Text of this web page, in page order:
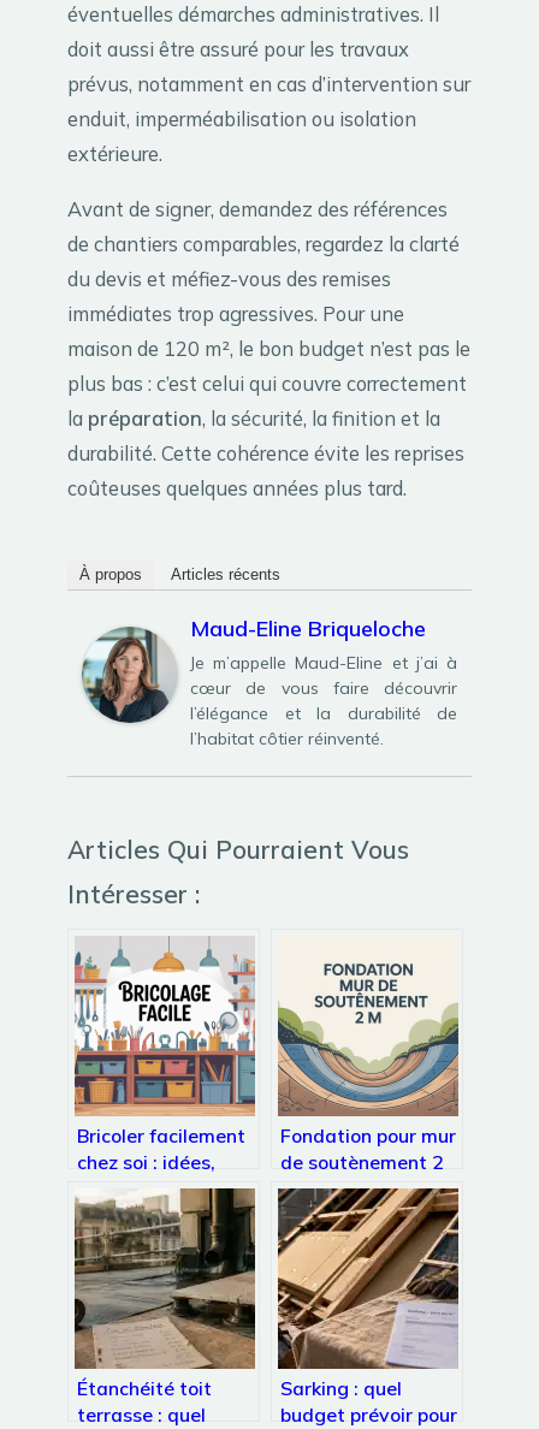
éventuelles démarches administratives. Il
doit aussi être assuré pour les travaux
prévus, notamment en cas d’intervention sur
enduit, imperméabilisation ou isolation
extérieure.
Avant de signer, demandez des références
de chantiers comparables, regardez la clarté
du devis et méfiez-vous des remises
immédiates trop agressives. Pour une
maison de 120 m², le bon budget n’est pas le
plus bas : c’est celui qui couvre correctement
la préparation, la sécurité, la finition et la
durabilité. Cette cohérence évite les reprises
coûteuses quelques années plus tard.
À propos Articles récents
Maud-Eline Briqueloche
Je m’appelle Maud-Eline et j’ai à
cœur de vous faire découvrir
l’élégance et la durabilité de
l’habitat côtier réinventé.
Articles Qui Pourraient Vous
Intéresser :
Bricoler facilement
chez soi : idées,
outils et méthodes
pour réussir
Fondation pour mur
de soutènement 2
m : règles,
profondeur, conseils
Étanchéité toit
terrasse : quel
Sarking : quel
budget prévoir pour